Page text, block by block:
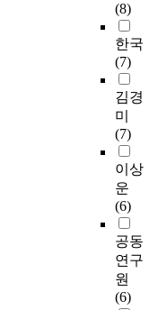
(8)
한국
(7)
김경
미
(7)
이상
운
(6)
공동
연구
원
(6)